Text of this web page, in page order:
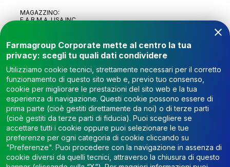
MAGAZZINO:
F.A.R.M.A. USA INC.
MODULO DI CONSENSO
WHISTLEBLOWING
WHISTLEBLOWING SEGNALAZIONE
ETICHETTATURA AMBIENTALE
CERTIFICAZIONI
Farmagroup Corporate mette al centro la tua
privacy: scegli tu quali dati condividere
Utilizziamo cookie tecnici, strettamente necessari per il corretto
funzionamento di questo sito web e, previo tuo consenso,
cookie per migliorare le prestazioni del sito web e la tua
esperienza di navigazione. Questi cookie possono essere di
prima parte (cioè gestiti direttamente da noi) o di terze parti
(cioè gestiti da terze parti di fiducia). Puoi scegliere se
accettare tutti i cookie oppure puoi selezionare le tue
preferenze per ogni categoria di cookie cliccando su
"Preferenze". Puoi procedere con la navigazione in assenza di
cookie diversi da quelli tecnici, attraverso la chiusura di questo